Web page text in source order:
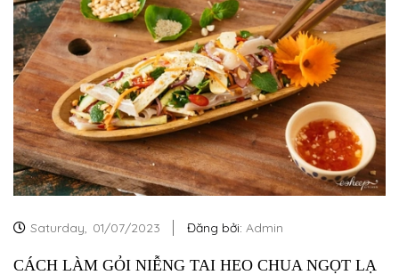
Saturday, 01/07/2023 Đăng bởi: Admin
CÁCH LÀM GỎI NIỄNG TAI HEO CHUA NGỌT LẠ